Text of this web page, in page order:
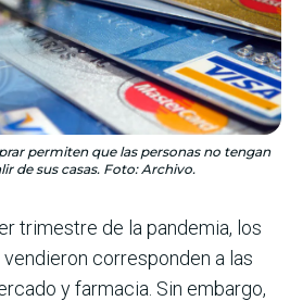
permiten que las personas no tengan
de sus casas. Foto: Archivo.
trimestre de la pandemia, los
corresponden a las
y farmacia. Sin embargo,